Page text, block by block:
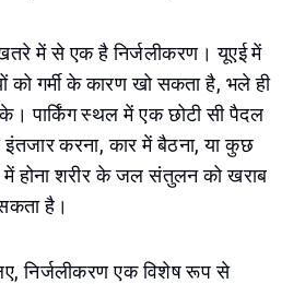
में से एक है निर्जलीकरण। यूएई में
को गर्मी के कारण खो सकता है, भले ही
के। पार्किंग स्थल में एक छोटी सी पैदल
इंतजार करना, कार में बैठना, या कुछ
होना शरीर के जल संतुलन को खराब
है।
निर्जलीकरण एक विशेष रूप से